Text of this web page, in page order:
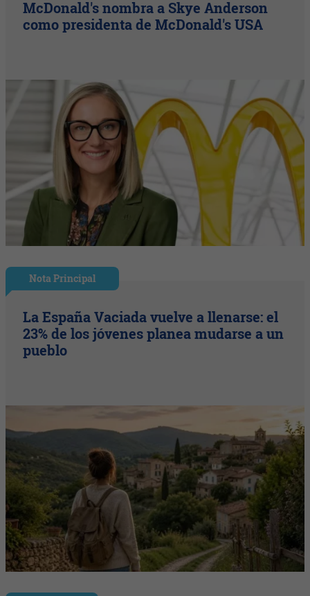
McDonald's nombra a Skye Anderson
como presidenta de McDonald's USA
Nota Principal
La España Vaciada vuelve a llenarse: el
23% de los jóvenes planea mudarse a un
pueblo